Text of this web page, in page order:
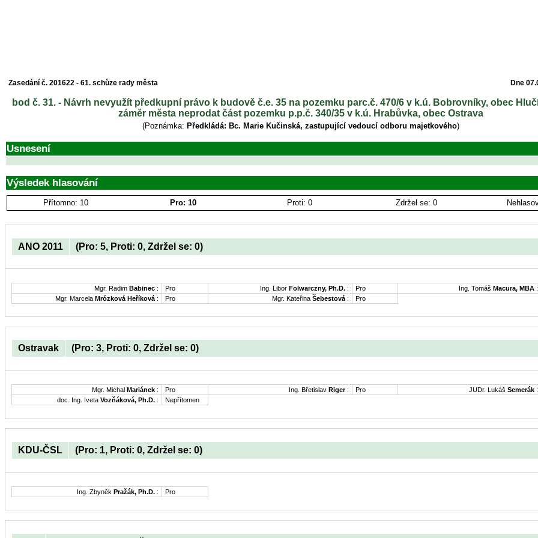
Zasedání č. 201622 - 61. schůze rady města Dne
bod č. 31. - Návrh nevyužít předkupní právo k budově č.e. 35 na pozemku parc.č. 470/6 v k.ú. Bobrovníky, obec
záměr města neprodat část pozemku p.p.č. 340/35 v k.ú. Hrabůvka, obec Ostrava
(Poznámka: Předkládá: Bc. Marie Kučinská, zastupující vedoucí odboru majetkového)
Usnesení
Výsledek hlasování
Přítomno: 10 Pro: 10 Proti: 0 Zdržel se: 0
ANO 2011 (Pro: 5, Proti: 0, Zdržel se: 0)
Mgr. Radim Babinec : Pro Ing. Libor Folwarczny, Ph.D. : Pro Ing. Tomáš Macura, MBA :
Mgr. Marcela Mrózková Heříková : Pro Mgr. Kateřina Šebestová : Pro
Ostravak (Pro: 3, Proti: 0, Zdržel se: 0)
Mgr. Michal Mariánek : Pro Ing. Břetislav Riger: Pro JUDr. Lukáš Semerák :
doc. Ing. Iveta Vozňáková, Ph.D. : Nepřítomen
KDU-ČSL (Pro: 1, Proti: 0, Zdržel se: 0)
Ing. Zbyněk Pražák, Ph.D. : Pro